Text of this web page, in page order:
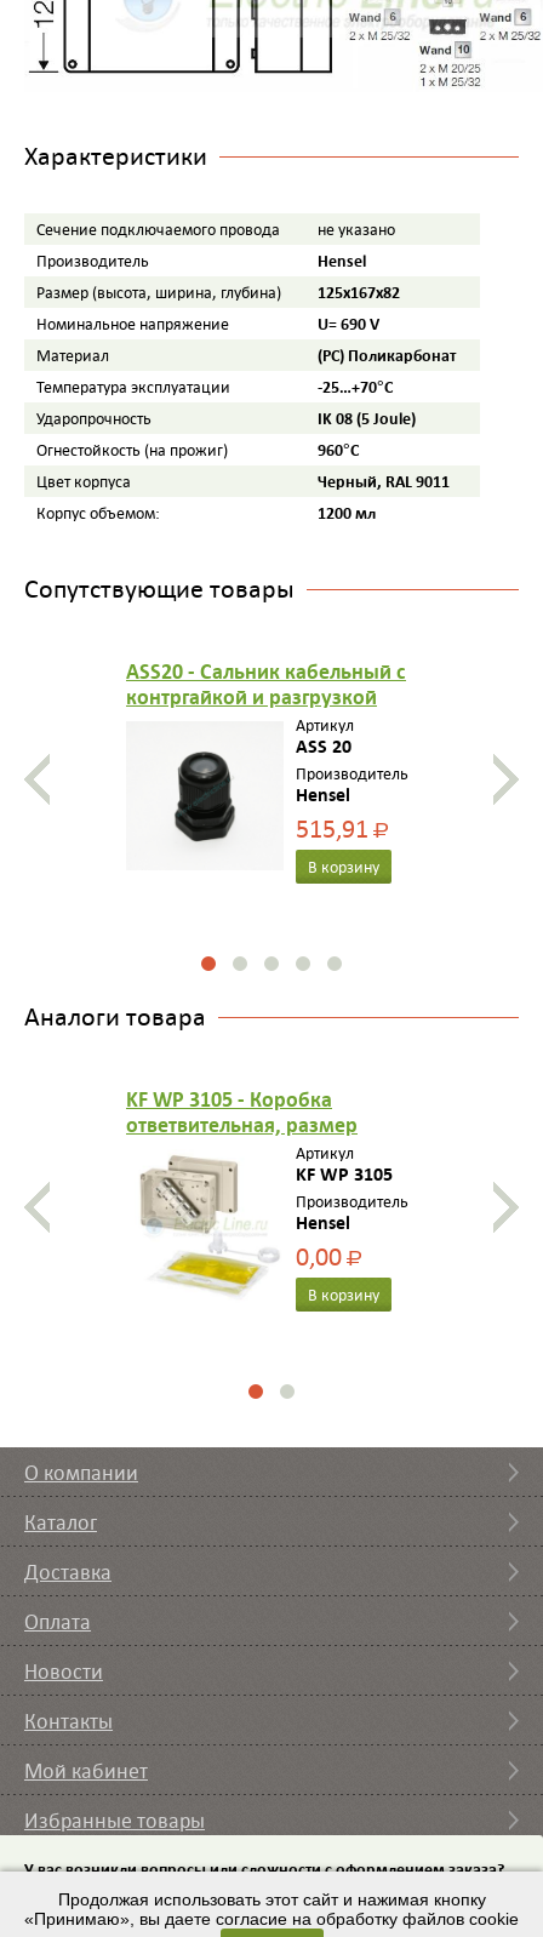
Характеристики
Сечение подключаемого провода
не указано
Производитель
Hensel
Размер (высота, ширина, глубина) 125x167x82
Номинальное напряжение U= 690 V
Материал (PC) Поликарбонат
Температура эксплуатации -25…+70°С
Ударопрочность IK 08 (5 Joule)
Огнестойкость (на прожиг) 960°C
Цвет корпуса Черный, RAL 9011
Корпус объемом: 1200 мл
Сопутствующие товары
ASS20 - Сальник кабельный с
контргайкой и разгрузкой
натяжения, герметичная зона
5-13,5 мм, IP 67, M 20, цвет
черный, стойкий к УФ
Артикул
ASS 20
Производитель
Hensel
515,91Р
В корзину
Аналоги товара
KF WP 3105 - Коробка
ответвительная, размер
125х167х82
"водонепроницаемая",
стойкая к УФ, в комплекте с
жидкой смолой, СНЯТО С
ПРОИЗВОДСТВА
Артикул
KF WP 3105
Производитель
Hensel
0,00Р
В корзину
О компании
Каталог
Доставка
Оплата
Новости
Контакты
Мой кабинет
Избранные товары
Вы смотрели
© 2007 – 2026 ИП Кононов И.А. | Условия использования
У вас возникли вопросы или сложности с оформлением заказа?
Пришлите на emailсписок требуемого оборудования и мы с вами
свяжемся.
Продолжая использовать этот сайт и нажимая кнопку
«Принимаю», вы даете согласие на обработку файлов cookie